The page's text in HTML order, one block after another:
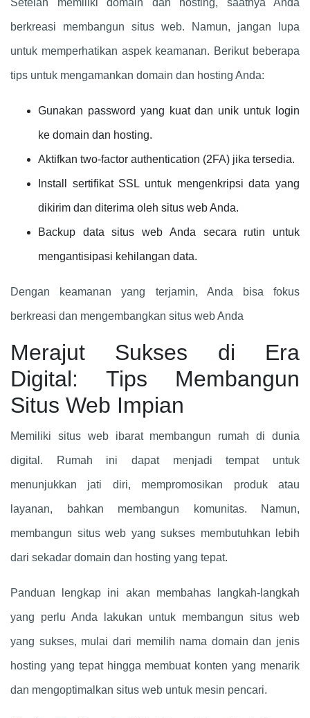
berkreasi membangun situs web. Namun, jangan lupa
untuk memperhatikan aspek keamanan. Berikut beberapa
tips untuk mengamankan domain dan hosting Anda:
Gunakan password yang kuat dan unik untuk login
ke domain dan hosting.
Aktifkan two-factor authentication (2FA) jika tersedia.
Install sertifikat SSL untuk mengenkripsi data yang
dikirim dan diterima oleh situs web Anda.
Backup data situs web Anda secara rutin untuk
mengantisipasi kehilangan data.
Dengan keamanan yang terjamin, Anda bisa fokus
berkreasi dan mengembangkan situs web Anda
Merajut Sukses di Era
Digital: Tips Membangun
Situs Web Impian
Memiliki situs web ibarat membangun rumah di dunia
digital. Rumah ini dapat menjadi tempat untuk
menunjukkan jati diri, mempromosikan produk atau
layanan, bahkan membangun komunitas. Namun,
membangun situs web yang sukses membutuhkan lebih
dari sekadar domain dan hosting yang tepat.
Panduan lengkap ini akan membahas langkah-langkah
yang perlu Anda lakukan untuk membangun situs web
yang sukses, mulai dari memilih nama domain dan jenis
hosting yang tepat hingga membuat konten yang menarik
dan mengoptimalkan situs web untuk mesin pencari.